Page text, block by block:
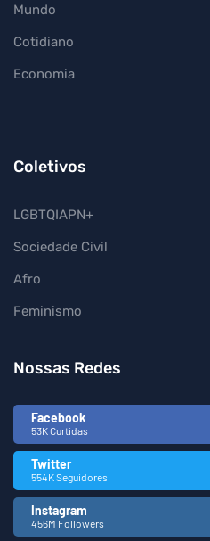
Mundo
Cotidiano
Economia
Coletivos
LGBTQIAPN+
Sociedade Civil
Afro
Feminismo
Nossas Redes
Facebook
53K Curtidas
Twitter
554K Seguidores
Instagram
456M Followers